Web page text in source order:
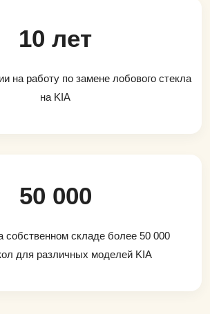
10 лет
на работу по замене лобового стекла
на KIA
50 000
собственном складе более 50 000
для различных моделей KIA